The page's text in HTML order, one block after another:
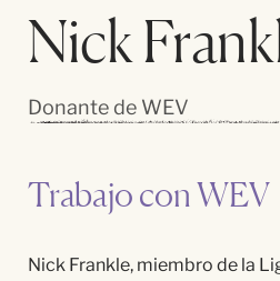
Nick
Donante de WEV
Trabajo con WEV
Nick Frankle, miembro de la